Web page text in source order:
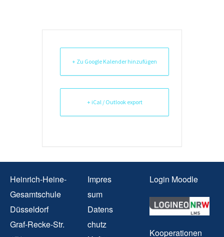
+ Zu Google Kalender hinzufügen
+ iCal / Outlook export
Heinrich-Heine-
Gesamtschule
Düsseldorf
Graf-Recke-Str.
Impres
sum
Datens
chutz
Login Moodle
Kooperationen